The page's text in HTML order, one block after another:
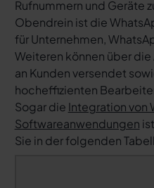
Rufnummern und Geräte
Obendrein ist die
für Unternehmen,
Weiteren können über
an Kunden versendet
hocheffizienten
Sogar die Integration von
Softwareanwendungen
Sie in der folgenden